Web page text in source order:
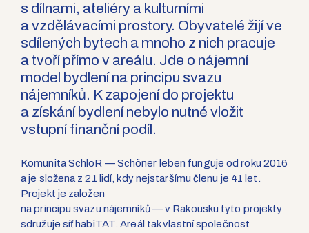
s dílnami, ateliéry a kulturními
a vzdělávacími prostory. Obyvatelé žijí ve
sdílených bytech a mnoho z nich pracuje
a tvoří přímo v areálu. Jde o nájemní
model bydlení na principu svazu
nájemníků. K zapojení do projektu
a získání bydlení nebylo nutné vložit
vstupní finanční podíl.
Komunita SchloR — Schöner leben funguje od roku 2016
a je složena z 21 lidí, kdy nejstaršímu členu je 41 let.
Projekt je založen
na principu svazu nájemníků — v Rakousku tyto projekty
sdružuje síť habiTAT. Areál tak vlastní společnost